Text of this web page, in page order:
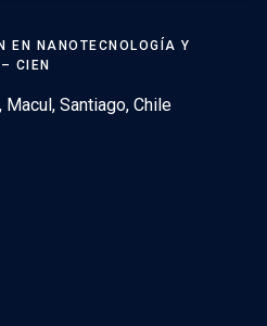
EN NANOTECNOLOGÍA Y
CIEN
Macul, Santiago, Chile